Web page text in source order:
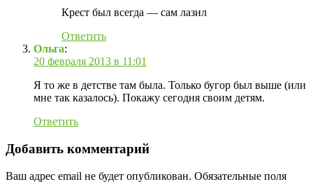
Крест был всегда — сам лазил
Ответить
Ольга:
20 февраля 2013 в 11:01
Я то же в детстве там была. Только бугор был выше (или
мне так казалось). Покажу сегодня своим детям.
Ответить
Добавить комментарий
Ваш адрес email не будет опубликован. Обязательные поля